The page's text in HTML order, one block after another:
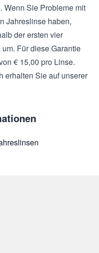
Wenn Sie Probleme mit
Jahreslinse haben,
der ersten vier
Für diese Garantie
€ 15,00 pro Linse.
erhalten Sie auf unserer